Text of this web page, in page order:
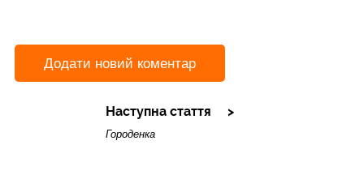
Додати новий коментар
Наступна стаття
Городенка